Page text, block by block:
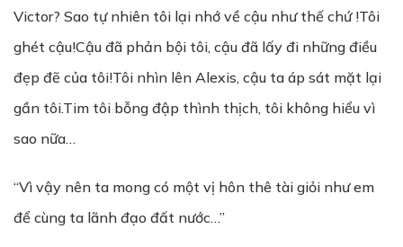
Victor? Sao tự nhiên tôi lại nhớ về cậu như thế chứ !Tôi
ghét cậu!Cậu đã phản bội tôi, cậu đã lấy đi những điều
đẹp đẽ của tôi!Tôi nhìn lên Alexis, cậu ta áp sát mặt lại
gần tôi.Tim tôi bỗng đập thình thịch, tôi không hiểu vì
sao nữa…
“Vì vậy nên ta mong có một vị hôn thê tài giỏi như em
để cùng ta lãnh đạo đất nước…”